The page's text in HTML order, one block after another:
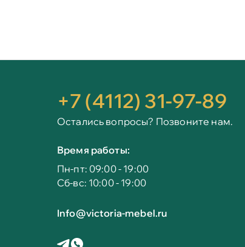
+7 (4112) 31-97-89
Остались вопросы? Позвоните нам.
Время работы:
Пн-пт: 09:00 - 19:00
Сб-вс: 10:00 - 19:00
Info@victoria-mebel.ru